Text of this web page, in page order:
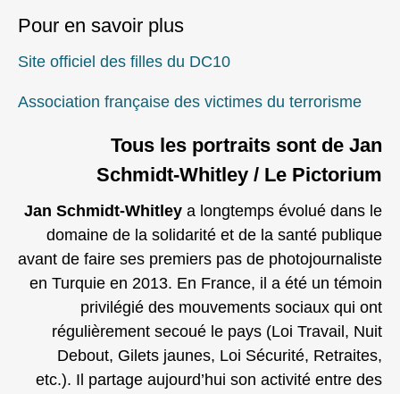
Pour en savoir plus
Site officiel des filles du DC10
Association française des victimes du terrorisme
Tous les portraits sont de Jan
Schmidt‑Whitley / Le Pictorium
Jan Schmidt‑Whitley a longtemps évolué dans le
domaine de la solidarité et de la santé publique
avant de faire ses premiers pas de photojournaliste
en Turquie en 2013. En France, il a été un témoin
privilégié des mouvements sociaux qui ont
régulièrement secoué le pays (Loi Travail, Nuit
Debout, Gilets jaunes, Loi Sécurité, Retraites,
etc.). Il partage aujourd’hui son activité entre des